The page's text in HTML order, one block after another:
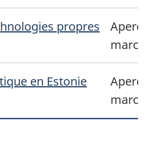
propres
en Estonie